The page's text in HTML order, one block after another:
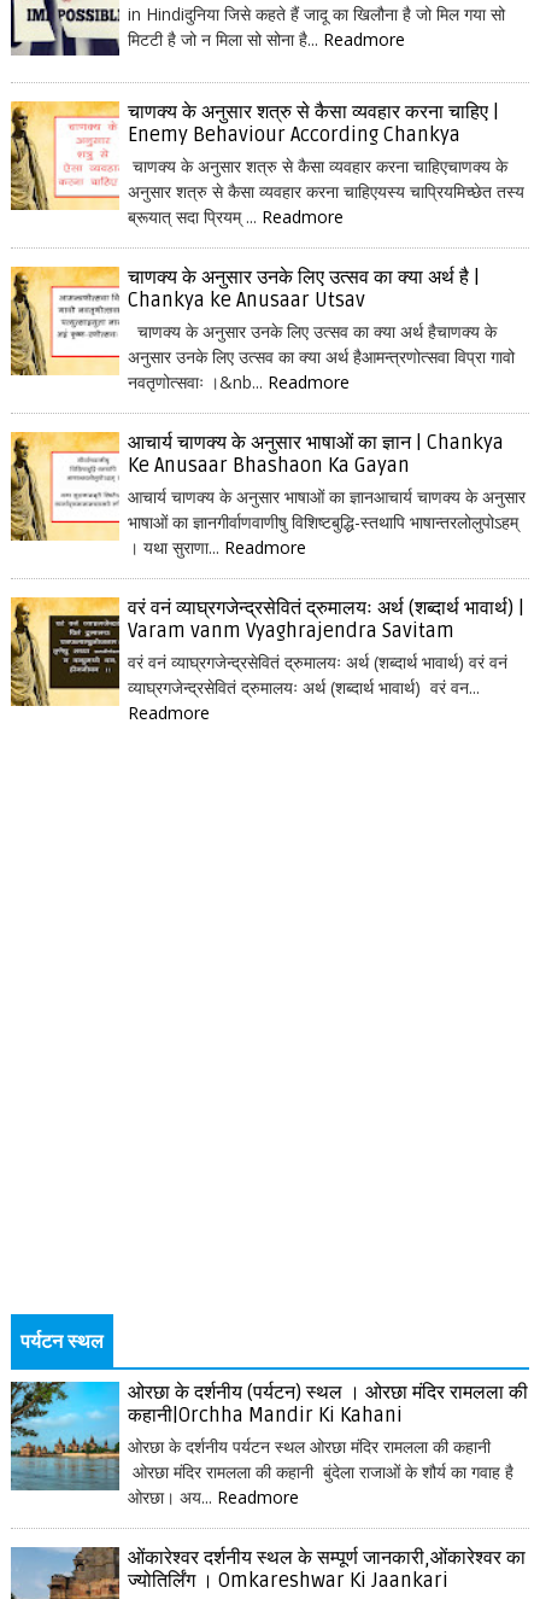
in Hindiदुनिया जिसे कहते हैं जादू का खिलौना है जो मिल गया सो
मिटटी है जो न मिला सो सोना है... Readmore
चाणक्य के अनुसार शत्रु से कैसा व्यवहार करना चाहिए |
Enemy Behaviour According Chankya
चाणक्य के अनुसार शत्रु से कैसा व्यवहार करना चाहिएचाणक्य के
अनुसार शत्रु से कैसा व्यवहार करना चाहिएयस्य चाप्रियमिच्छेत तस्य
ब्रूयात् सदा प्रियम् ... Readmore
चाणक्य के अनुसार उनके लिए उत्सव का क्या अर्थ है |
Chankya ke Anusaar Utsav
चाणक्य के अनुसार उनके लिए उत्सव का क्या अर्थ हैचाणक्य के
अनुसार उनके लिए उत्सव का क्या अर्थ हैआमन्त्रणोत्सवा विप्रा गावो
नवतृणोत्सवाः ।&nb... Readmore
आचार्य चाणक्य के अनुसार भाषाओं का ज्ञान | Chankya
Ke Anusaar Bhashaon Ka Gayan
आचार्य चाणक्य के अनुसार भाषाओं का ज्ञानआचार्य चाणक्य के अनुसार
भाषाओं का ज्ञानगीर्वाणवाणीषु विशिष्टबुद्धि-स्तथापि भाषान्तरलोलुपोऽहम्
। यथा सुराणा... Readmore
वरं वनं व्याघ्रगजेन्द्रसेवितं द्रुमालयः अर्थ (शब्दार्थ भावार्थ) |
Varam vanm Vyaghrajendra Savitam
वरं वनं व्याघ्रगजेन्द्रसेवितं द्रुमालयः अर्थ (शब्दार्थ भावार्थ) वरं वनं
व्याघ्रगजेन्द्रसेवितं द्रुमालयः अर्थ (शब्दार्थ भावार्थ) वरं वन...
Readmore
पर्यटन स्थल
ओरछा के दर्शनीय (पर्यटन) स्थल । ओरछा मंदिर रामलला की
कहानी|Orchha Mandir Ki Kahani
ओरछा के दर्शनीय पर्यटन स्थल ओरछा मंदिर रामलला की कहानी
ओरछा मंदिर रामलला की कहानी बुंदेला राजाओं के शौर्य का गवाह है
ओरछा। अय... Readmore
ओंकारेश्वर दर्शनीय स्थल के सम्पूर्ण जानकारी,ओंकारेश्वर का
ज्योतिर्लिंग । Omkareshwar Ki Jaankari